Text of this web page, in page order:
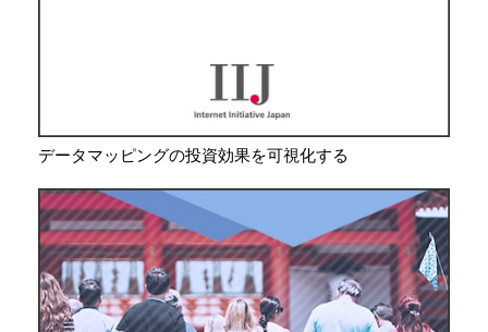
データマッピングの投資効果を可視化する